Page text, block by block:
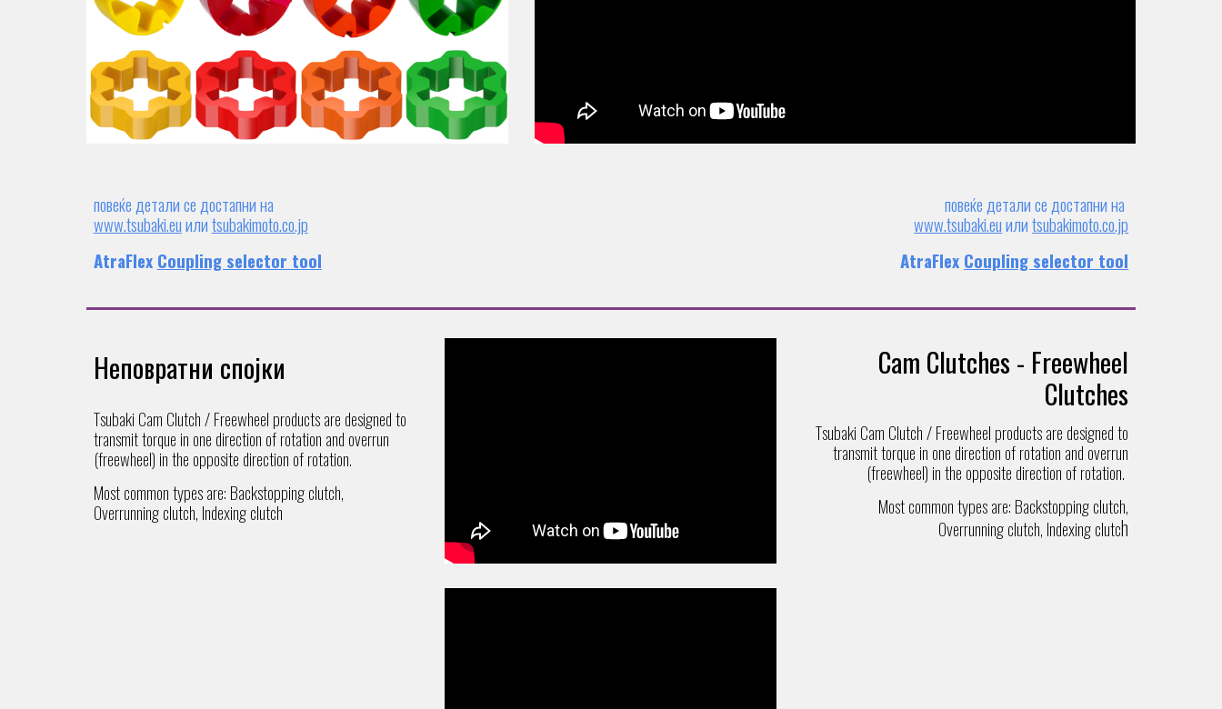
повеќе детали се достапни на
www.tsubaki.euилиtsubakimoto.co.jp
AtraFlex Coupling selector tool
повеќе детали се достапни на
www.tsubaki.euилиtsubakimoto.co.jp
AtraFlex Coupling selector tool
Неповратни спојки
Тsubaki Cam Clutch / Freewheel products are designed to
transmit torque in one direction of rotation and overrun
(freewheel) in the opposite direction of rotation.
Most common types are: Backstopping clutch,
Overrunning clutch, Indexing clutch
Cam Clutches - Freewheel
Clutches
Тsubaki Cam Clutch / Freewheel products are designed to
transmit torque in one direction of rotation and overrun
(freewheel) in the opposite direction of rotation.
Most common types are: Backstopping clutch,
Overrunning clutch, Indexing clutch